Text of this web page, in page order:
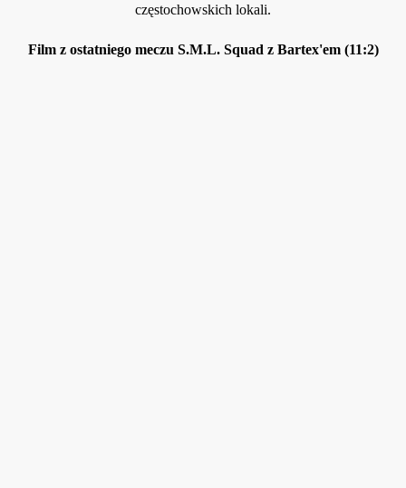
częstochowskich lokali.
Film z ostatniego meczu S.M.L. Squad z Bartex'em (11:2)